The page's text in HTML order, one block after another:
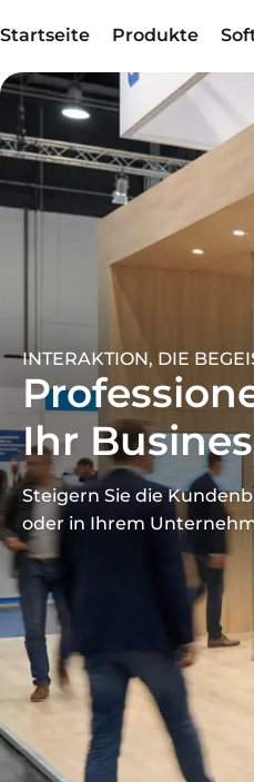
Startseite Produkte
INTERAKTION, DIE
Ihr
Steigern Sie die
oder in Ihrem